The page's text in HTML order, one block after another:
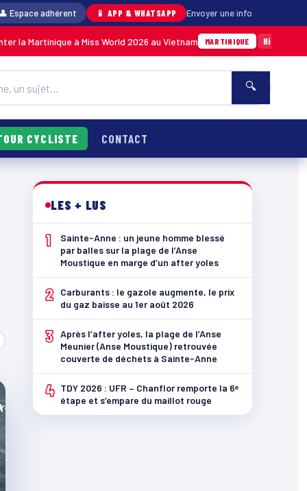
Espace adhérent 📱 APP & WHATSAPP Envoyer une info
à Miss World 2026 au Vietnam MARTINIQUE Hier · 14h14
🔍
CYCLISTE CONTACT
LES + LUS
1
Sainte-Anne : un jeune homme blessé
par balles sur la plage de l’Anse
Moustique en marge d’un after yoles
2
Carburants : le gazole augmente, le prix
du gaz baisse au 1er août 2026
3 Après l’after yoles, la plage de l’Anse
Meunier (Anse Moustique) retrouvée
couverte de déchets à Sainte-Anne
4 TDY 2026 : UFR – Chanflor remporte la 6ᵉ
étape et s’empare du maillot rouge